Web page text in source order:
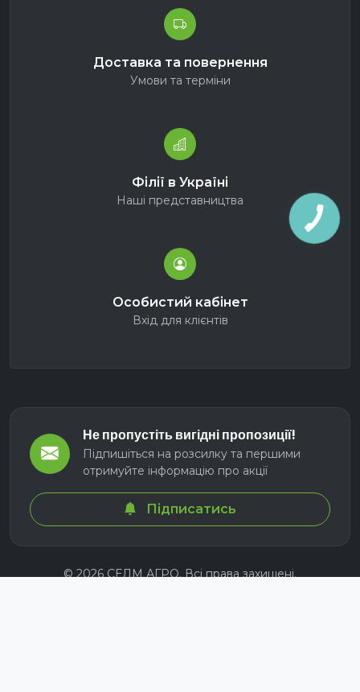
Доставка та повернення
Умови та терміни
Філії в Україні
Наші представництва
Особистий кабінет
Вхід для клієнтів
Не пропустіть вигідні пропозиції!
Підпишіться на розсилку та першими
отримуйте інформацію про акції
Підписатись
© 2026 СЕЛМ АГРО. Всі права захищені.